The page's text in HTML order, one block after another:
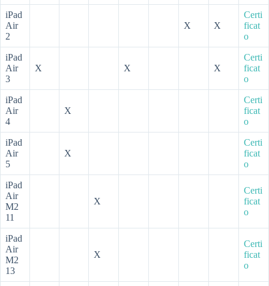
iPad
Air
2
X X
Certi
ficat
o
iPad
Air
3
X X X
Certi
ficat
o
iPad
Air
4
X
Certi
ficat
o
iPad
Air
5
X
Certi
ficat
o
iPad
Air
M2
11
X
Certi
ficat
o
iPad
Air
M2
13
X
Certi
ficat
o